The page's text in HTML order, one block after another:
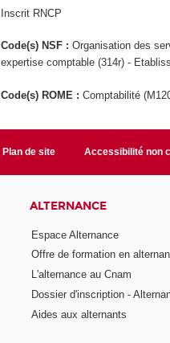
Inscrit RNCP
Code(s) NSF :Organisation des
expertise comptable (314r) -
Code(s) ROME :Comptabilité
Plan de site Accessibilité non
ALTERNANCE
Espace Alternance
Offre de formation en
L'alternance au Cnam
Dossier d'inscription -
Aides aux alternants